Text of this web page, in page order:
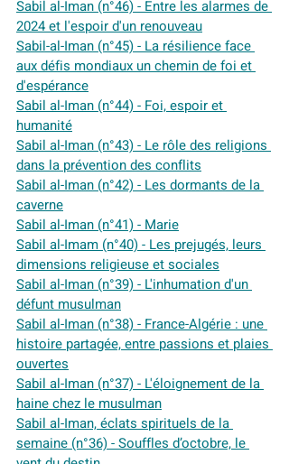
Sabil al-Iman (n°46) - Entre les alarmes de
2024 et l'espoir d'un renouveau
Sabil-al-Iman (n°45) - La résilience face
aux défis mondiaux un chemin de foi et
d'espérance
Sabil al-Iman (n°44) - Foi, espoir et
humanité
Sabil al-Iman (n°43) - Le rôle des religions
dans la prévention des conflits
Sabil al-Iman (n°42) - Les dormants de la
caverne
Sabil al-Iman (n°41) - Marie
Sabil al-Imam (n°40) - Les prejugés, leurs
dimensions religieuse et sociales
Sabil al-Iman (n°39) - L'inhumation d'un
défunt musulman
Sabil al-Iman (n°38) - France-Algérie : une
histoire partagée, entre passions et plaies
ouvertes
Sabil al-Iman (n°37) - L'éloignement de la
haine chez le musulman
Sabil al-Iman, éclats spirituels de la
semaine (n°36) - Souffles d’octobre, le